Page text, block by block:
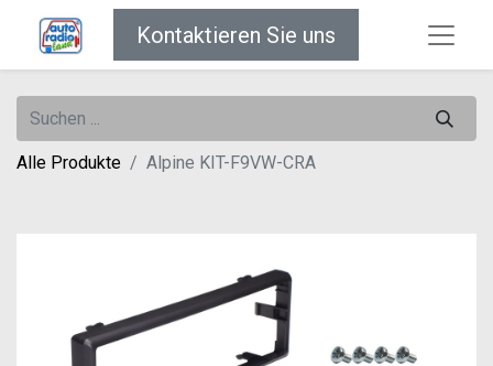
Kontaktieren Sie uns
Alle Produkte Alpine KIT-F9VW-CRA